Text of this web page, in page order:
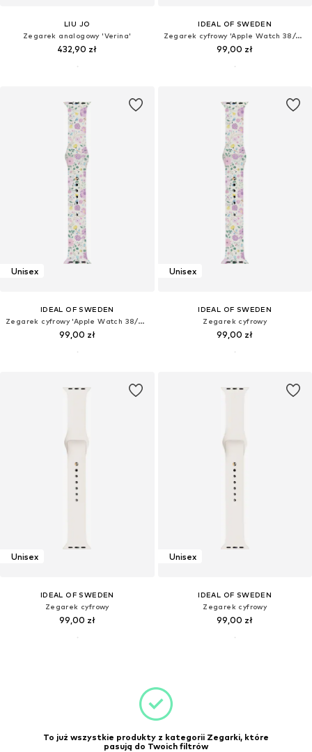
LIU JO
Zegarek analogowy 'Verina'
432,90 zł
IDEAL OF SWEDEN
Zegarek cyfrowy 'Apple Watch 38/40/41/42 Large'
99,00 zł
Unisex
IDEAL OF SWEDEN
Zegarek cyfrowy 'Apple Watch 38/40/41/42 Small'
99,00 zł
Unisex
IDEAL OF SWEDEN
Zegarek cyfrowy
99,00 zł
Unisex
IDEAL OF SWEDEN
Zegarek cyfrowy
99,00 zł
Unisex
IDEAL OF SWEDEN
Zegarek cyfrowy
99,00 zł
To już wszystkie produkty z kategorii Zegarki, które
pasują do Twoich filtrów